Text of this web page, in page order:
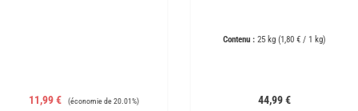
Prix de vente :
11,99 € Prix régulier :
(économie de 20.01%)
Contenu : 25 kg (1,80 € / 1 kg)
Prix régulier :
44,99 €